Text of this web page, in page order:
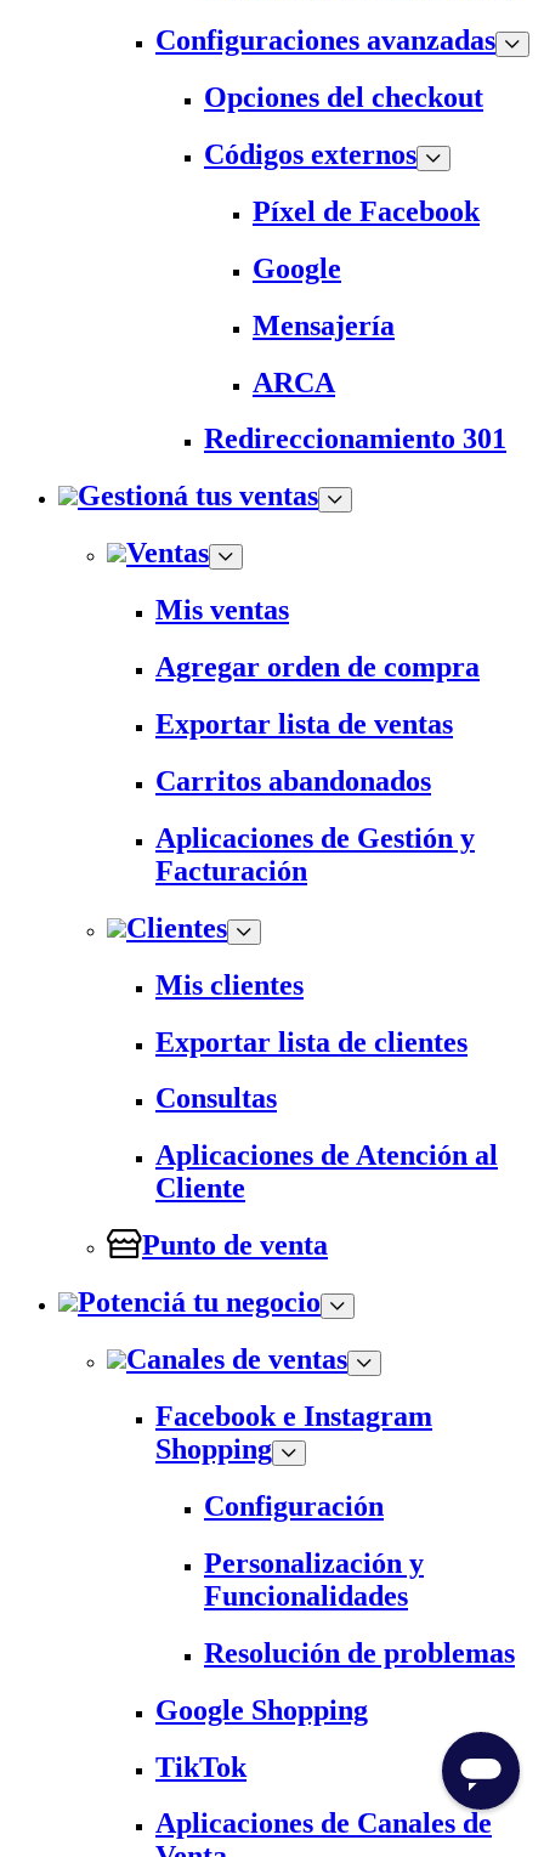
Configuraciones avanzadas
Opciones del checkout
Códigos externos
Píxel de Facebook
Google
Mensajería
ARCA
Redireccionamiento 301
Gestioná tus ventas
Ventas
Mis ventas
Agregar orden de compra
Exportar lista de ventas
Carritos abandonados
Aplicaciones de Gestión y
Facturación
Clientes
Mis clientes
Exportar lista de clientes
Consultas
Aplicaciones de Atención al
Cliente
Punto de venta
Potenciá tu negocio
Canales de ventas
Facebook e Instagram
Shopping
Configuración
Personalización y
Funcionalidades
Resolución de problemas
Google Shopping
TikTok
Aplicaciones de Canales de